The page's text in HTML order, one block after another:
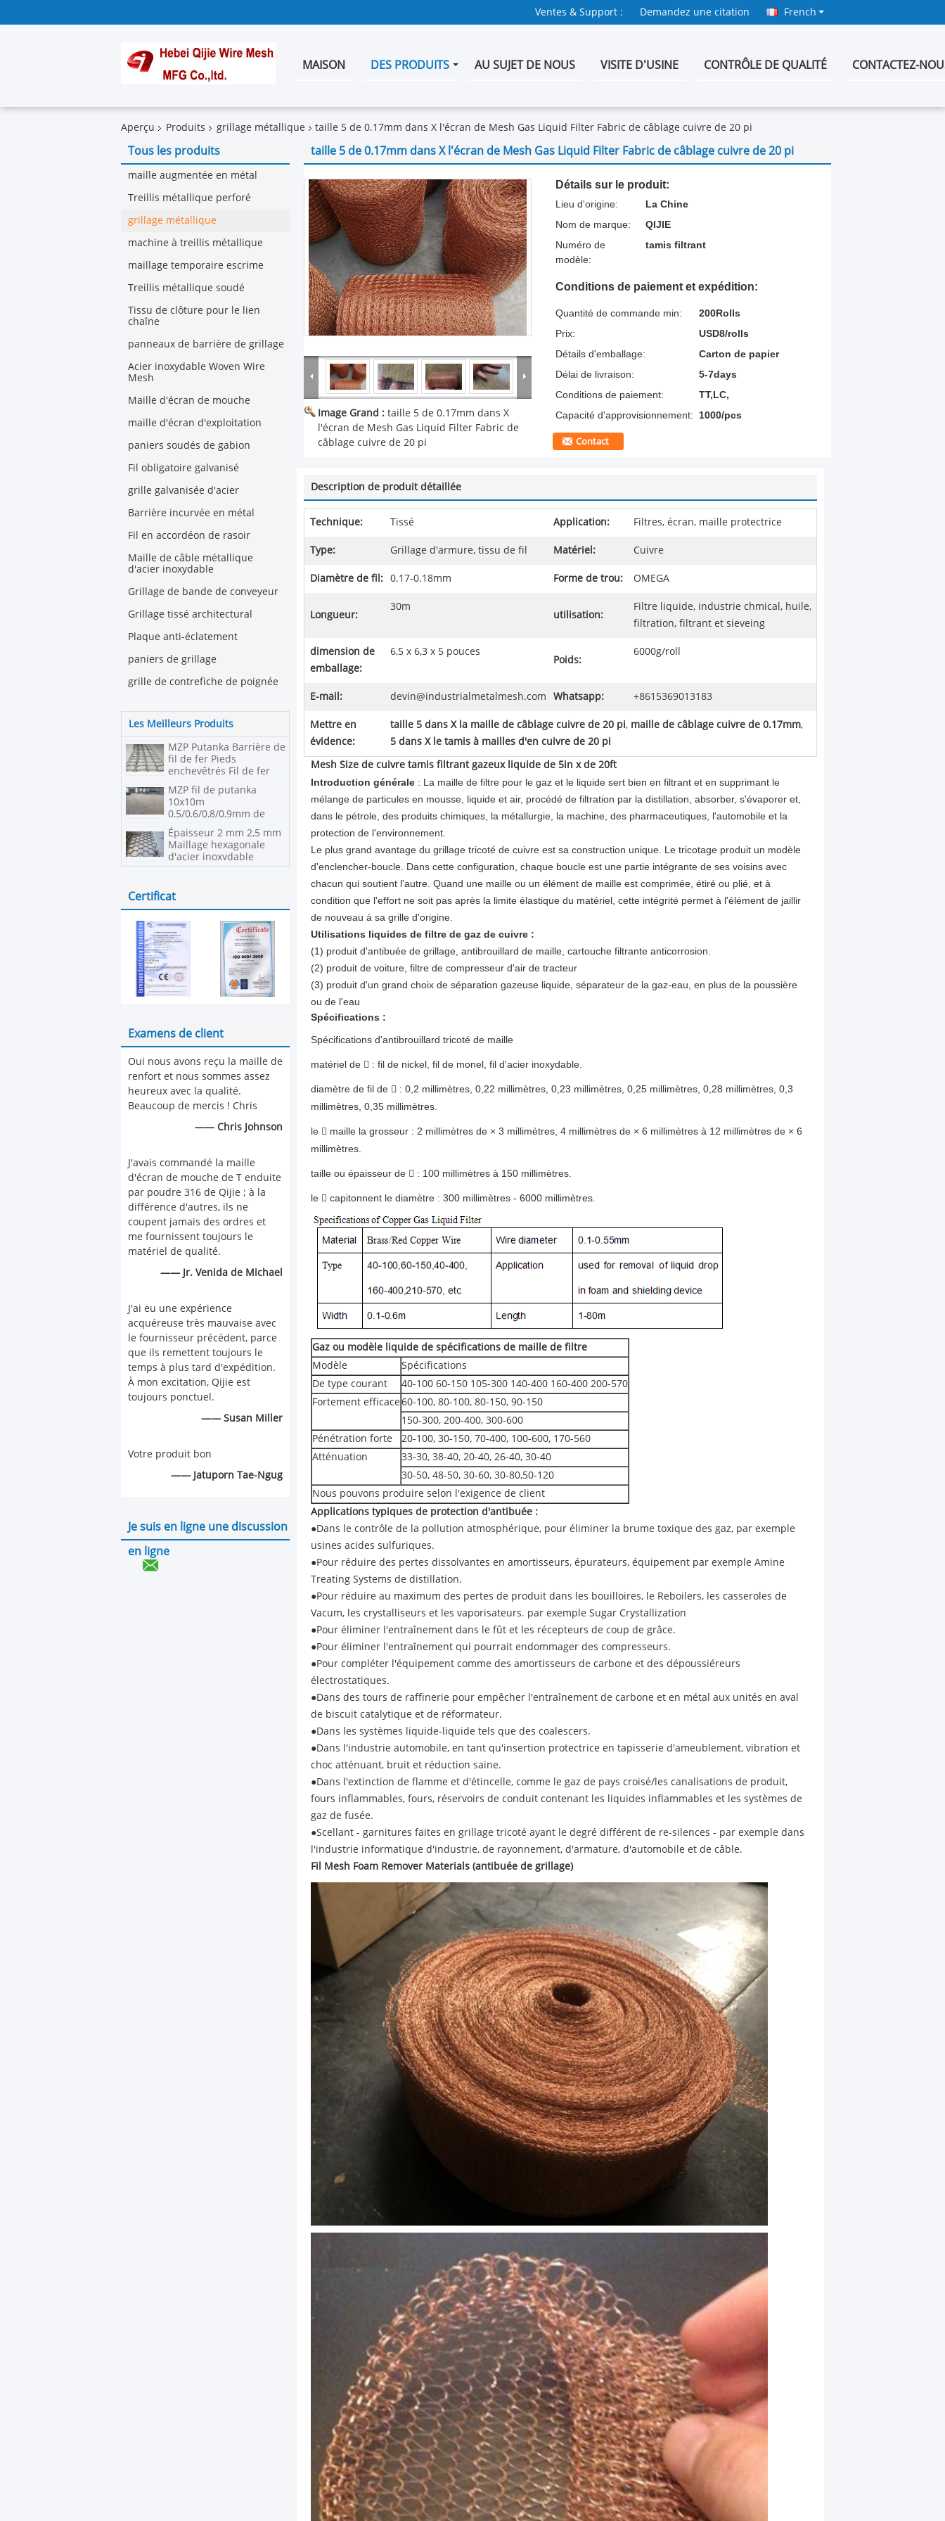
Ventes & Support : Demandez une citation French
MAISON DES PRODUITS AU SUJET DE NOUS VISITE D'USINE CONTRÔLE DE QUALITÉ CONTACTEZ-
Aperçu Produits grillage métallique taille 5 de 0.17mm dans X l'écran de Mesh Gas Liquid Filter Fabric de câblage cuivre de 20 pi
Tous les produits
maille augmentée en métal
Treillis métallique perforé
grillage métallique
machine à treillis métallique
maillage temporaire escrime
Treillis métallique soudé
Tissu de clôture pour le lien
chaîne
panneaux de barrière de grillage
Acier inoxydable Woven Wire
Mesh
Maille d'écran de mouche
maille d'écran d'exploitation
paniers soudés de gabion
Fil obligatoire galvanisé
grille galvanisée d'acier
Barrière incurvée en métal
Fil en accordéon de rasoir
Maille de câble métallique
d'acier inoxydable
Grillage de bande de conveyeur
Grillage tissé architectural
Plaque anti-éclatement
paniers de grillage
grille de contrefiche de poignée
Les Meilleurs Produits
MZP Putanka Barrière de
fil de fer Pieds
enchevêtrés Fil de fer
Obstacle peu visible
MZP fil de putanka
10x10m
0,5/0,6/0,8/0,9mm de
diamètre fil d'acier à
haute traction réseau
Épaisseur 2 mm 2,5 mm
Maillage hexagonale
d'acier inoxydable
réfractaire
Certificat
Examens de client
Oui nous avons reçu la maille de
renfort et nous sommes assez
heureux avec la qualité.
Beaucoup de mercis ! Chris
—— Chris Johnson
J'avais commandé la maille
d'écran de mouche de T enduite
par poudre 316 de Qijie ; à la
différence d'autres, ils ne
coupent jamais des ordres et
me fournissent toujours le
matériel de qualité.
—— Jr. Venida de Michael
J'ai eu une expérience
acquéreuse très mauvaise avec
le fournisseur précédent, parce
que ils remettent toujours le
temps à plus tard d'expédition.
À mon excitation, Qijie est
toujours ponctuel.
—— Susan Miller
Votre produit bon
—— Jatuporn Tae-Ngug
Je suis en ligne une discussion
en ligne
taille 5 de 0.17mm dans X l'écran de Mesh Gas Liquid Filter Fabric de câblage cuivre de 20 pi
Image Grand : taille 5 de 0.17mm dans X
l'écran de Mesh Gas Liquid Filter Fabric de
câblage cuivre de 20 pi
Détails sur le produit:
Lieu d'origine:
La Chine
Nom de marque:
QIJIE
Numéro de
modèle:
tamis filtrant
Conditions de paiement et expédition:
Quantité de commande min:
200Rolls
Prix:
USD8/rolls
Détails d'emballage:
Carton de papier
Délai de livraison:
5-7days
Conditions de paiement:
TT,LC,
Capacité d'approvisionnement:
1000/pcs
Contact
Description de produit détaillée
Technique: Tissé Application: Filtres, écran, maille protectrice
Type: Grillage d'armure, tissu de fil Matériel: Cuivre
Diamètre de fil: 0.17-0.18mm Forme de trou: OMEGA
Longueur:
30m
utilisation:
Filtre liquide, industrie chmical, huile,
filtration, filtrant et sieveing
dimension de
emballage:
6,5 x 6,3 x 5 pouces
Poids:
6000g/roll
E-mail: devin@industrialmetalmesh.com Whatsapp: +8615369013183
Mettre en
évidence:
taille 5 dans X la maille de câblage cuivre de 20 pi, maille de câblage cuivre de 0.17mm,
5 dans X le tamis à mailles d'en cuivre de 20 pi
Mesh Size de cuivre tamis filtrant gazeux liquide de 5in x de 20ft
Introduction générale : La maille de filtre pour le gaz et le liquide sert bien en filtrant et en supprimant le
mélange de particules en mousse, liquide et air, procédé de filtration par la distillation, absorber, s'évaporer et,
dans le pétrole, des produits chimiques, la métallurgie, la machine, des pharmaceutiques, l'automobile et la
protection de l'environnement.
Le plus grand avantage du grillage tricoté de cuivre est sa construction unique. Le tricotage produit un modèle
d'enclencher-boucle. Dans cette configuration, chaque boucle est une partie intégrante de ses voisins avec
chacun qui soutient l'autre. Quand une maille ou un élément de maille est comprimée, étiré ou plié, et à
condition que l'effort ne soit pas après la limite élastique du matériel, cette intégrité permet à l'élément de jaillir
de nouveau à sa grille d'origine.
Utilisations liquides de filtre de gaz de cuivre :
(1) produit d'antibuée de grillage, antibrouillard de maille, cartouche filtrante anticorrosion.
(2) produit de voiture, filtre de compresseur d'air de tracteur
(3) produit d'un grand choix de séparation gazeuse liquide, séparateur de la gaz-eau, en plus de la poussière
ou de l'eau
Spécifications :
Spécifications d'antibrouillard tricoté de maille
matériel de  : fil de nickel, fil de monel, fil d'acier inoxydable.
diamètre de fil de  : 0,2 millimètres, 0,22 millimètres, 0,23 millimètres, 0,25 millimètres, 0,28 millimètres, 0,3
millimètres, 0,35 millimètres.
le  maille la grosseur : 2 millimètres de × 3 millimètres, 4 millimètres de × 6 millimètres à 12 millimètres de × 6
millimètres.
taille ou épaisseur de  : 100 millimètres à 150 millimètres.
le  capitonnent le diamètre : 300 millimètres - 6000 millimètres.
Gaz ou modèle liquide de spécifications de maille de filtre
Modèle
Spécifications
De type courant
40-100 60-150 105-300 140-400 160-400 200-570
Fortement efficace60-100, 80-100, 80-150, 90-150
150-300, 200-400, 300-600
Pénétration forte
20-100, 30-150, 70-400, 100-600, 170-560
Atténuation
33-30, 38-40, 20-40, 26-40, 30-40
30-50, 48-50, 30-60, 30-80,50-120
Nous pouvons produire selon l'exigence de client
Applications typiques de protection d'antibuée :
●Dans le contrôle de la pollution atmosphérique, pour éliminer la brume toxique des gaz, par exemple
usines acides sulfuriques.
●Pour réduire des pertes dissolvantes en amortisseurs, épurateurs, équipement par exemple Amine
Treating Systems de distillation.
●Pour réduire au maximum des pertes de produit dans les bouilloires, le Reboilers, les casseroles de
Vacum, les crystalliseurs et les vaporisateurs. par exemple Sugar Crystallization
●Pour éliminer l'entraînement dans le fût et les récepteurs de coup de grâce.
●Pour éliminer l'entraînement qui pourrait endommager des compresseurs.
●Pour compléter l'équipement comme des amortisseurs de carbone et des dépoussiéreurs
électrostatiques.
●Dans des tours de raffinerie pour empêcher l'entraînement de carbone et en métal aux unités en aval
de biscuit catalytique et de réformateur.
●Dans les systèmes liquide-liquide tels que des coalescers.
●Dans l'industrie automobile, en tant qu'insertion protectrice en tapisserie d'ameublement, vibration et
choc atténuant, bruit et réduction saine.
●Dans l'extinction de flamme et d'étincelle, comme le gaz de pays croisé/les canalisations de produit,
fours inflammables, fours, réservoirs de conduit contenant les liquides inflammables et les systèmes de
gaz de fusée.
●Scellant - garnitures faites en grillage tricoté ayant le degré différent de re-silences - par exemple dans
l'industrie informatique d'industrie, de rayonnement, d'armature, d'automobile et de câble.
Fil Mesh Foam Remover Materials (antibuée de grillage)